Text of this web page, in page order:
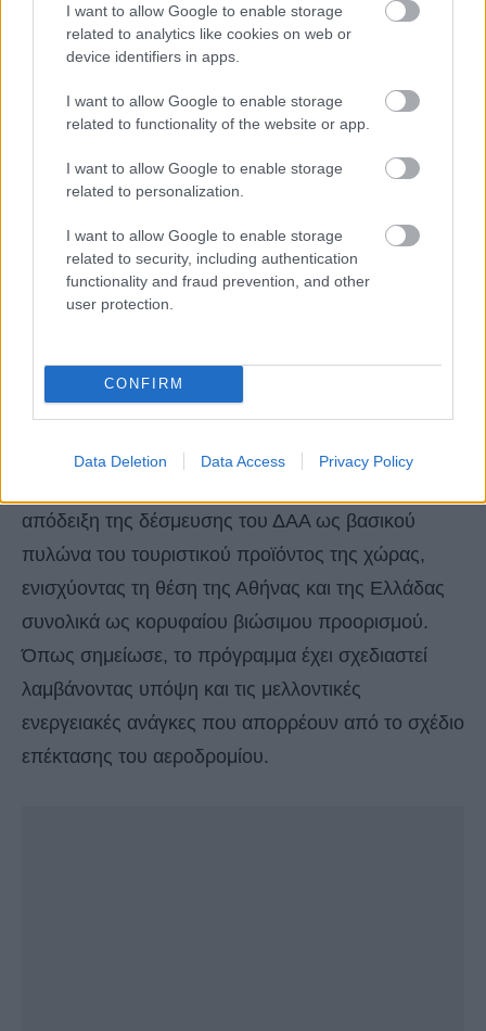
I want to allow Google to enable storage
related to analytics like cookies on web or
device identifiers in apps.
I want to allow Google to enable storage
related to functionality of the website or app.
I want to allow Google to enable storage
related to personalization.
I want to allow Google to enable storage
related to security, including authentication
functionality and fraud prevention, and other
user protection.
CONFIRM
Data Deletion Data Access Privacy Policy
MW με αποθήκευση, επιτυγχάνοντας τη μέγιστη
δυνατή ιδιοκατανάλωση και ενεργειακή αυτονομία
εντός των εγκαταστάσεών του.
στρατηγικής απανθρακοποίησης, το αεροδρόμιο
προχώρησε στην ηλεκτροκίνηση 61 οχημάτων του
στόλου του, στην ανάπτυξη εκτεταμένου δικτύου
ηλεκτροφόρτισης και υποδομών μέσης τάσης,
ανάγκες θέρμανσης.
Αναφερόμενος στη σημασία της επένδυσης, ο κ.
απόδειξη της δέσμευσης του ΔΑΑ ως βασικού
πυλώνα του τουριστικού προϊόντος της χώρας,
ενισχύοντας τη θέση της Αθήνας και της Ελλάδας
συνολικά ως κορυφαίου βιώσιμου προορισμού.
Όπως σημείωσε, το πρόγραμμα έχει σχεδιαστεί
λαμβάνοντας υπόψη και τις μελλοντικές
ενεργειακές ανάγκες που απορρέουν από το σχέδιο
επέκτασης του αεροδρομίου.